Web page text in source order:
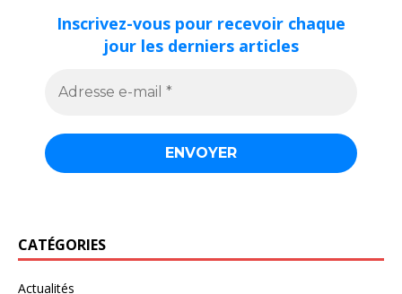
Inscrivez-vous pour recevoir chaque
jour les derniers articles
CATÉGORIES
Actualités